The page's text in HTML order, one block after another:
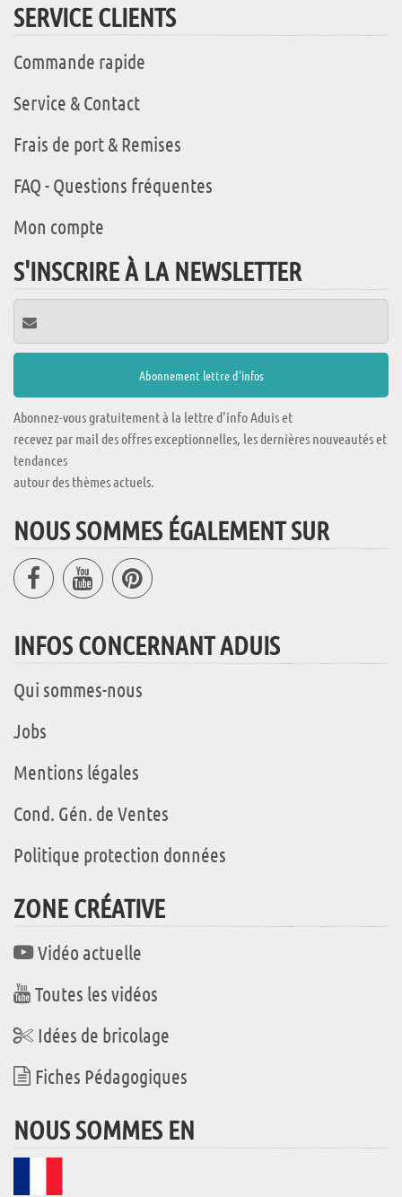
SERVICE CLIENTS
Commande rapide
Service & Contact
Frais de port & Remises
FAQ - Questions fréquentes
Mon compte
S'INSCRIRE À LA NEWSLETTER
Abonnez-vous gratuitement à la lettre d'info Aduis et
recevez par mail des offres exceptionnelles, les dernières nouveautés et
tendances
autour des thèmes actuels.
NOUS SOMMES ÉGALEMENT SUR
INFOS CONCERNANT ADUIS
Qui sommes-nous
Jobs
Mentions légales
Cond. Gén. de Ventes
Politique protection données
ZONE CRÉATIVE
Vidéo actuelle
Toutes les vidéos
Idées de bricolage
Fiches Pédagogiques
NOUS SOMMES EN